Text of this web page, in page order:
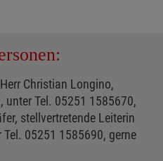
Christian Longino,
unter Tel. 05251 1585670,
stellvertretende Leiterin
05251 1585690, gerne